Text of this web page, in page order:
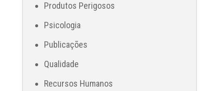
Produtos Perigosos
Psicologia
Publicações
Qualidade
Recursos Humanos